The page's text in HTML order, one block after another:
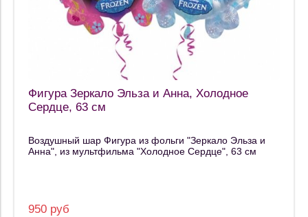
Фигура Зеркало Эльза и Анна, Холодное
Сердце, 63 см
Воздушный шар Фигура из фольги "Зеркало Эльза и
Анна", из мультфильма "Холодное Сердце", 63 см
950 руб